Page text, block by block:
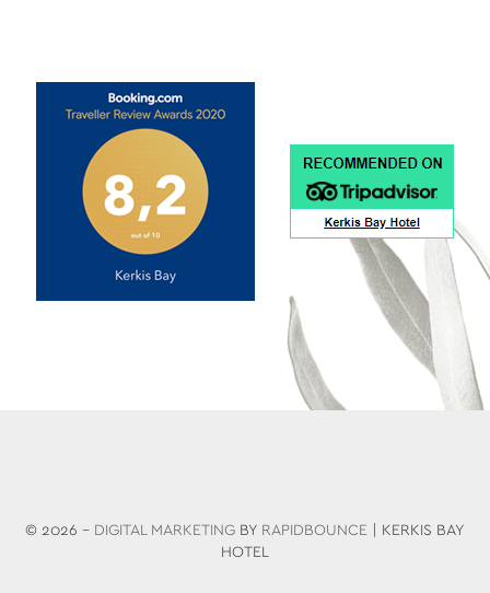
© 2026 - DIGITAL MARKETING BY RAPIDBOUNCE | KERKIS BAY
HOTEL